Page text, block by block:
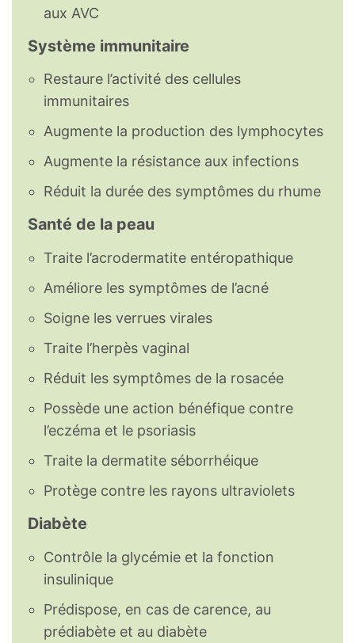
aux AVC
Système immunitaire
Restaure l’activité des cellules
immunitaires
Augmente la production des lymphocytes
Augmente la résistance aux infections
Réduit la durée des symptômes du rhume
Santé de la peau
Traite l’acrodermatite entéropathique
Améliore les symptômes de l’acné
Soigne les verrues virales
Traite l’herpès vaginal
Réduit les symptômes de la rosacée
Possède une action bénéfique contre
l’eczéma et le psoriasis
Traite la dermatite séborrhéique
Protège contre les rayons ultraviolets
Diabète
Contrôle la glycémie et la fonction
insulinique
Prédispose, en cas de carence, au
prédiabète et au diabète